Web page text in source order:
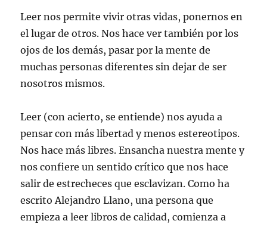
Leer nos permite vivir otras vidas, ponernos en
el lugar de otros. Nos hace ver también por los
ojos de los demás, pasar por la mente de
muchas personas diferentes sin dejar de ser
nosotros mismos.
Leer (con acierto, se entiende) nos ayuda a
pensar con más libertad y menos estereotipos.
Nos hace más libres. Ensancha nuestra mente y
nos confiere un sentido crítico que nos hace
salir de estrecheces que esclavizan. Como ha
escrito Alejandro Llano, una persona que
empieza a leer libros de calidad, comienza a